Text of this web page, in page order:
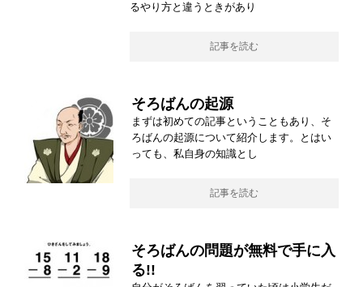
るやり方と違うときがあり
記事を読む
そろばんの起源
まずは初めての記事ということもあり、そ
ろばんの起源について紹介します。とはい
っても、私自身の知識とし
記事を読む
そろばんの問題が無料で手に入
る!!